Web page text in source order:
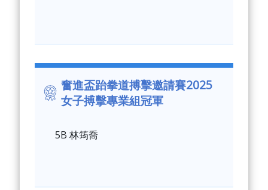
奮進盃跆拳道搏擊邀請賽2025
女子搏擊專業組冠軍
5B 林筠喬